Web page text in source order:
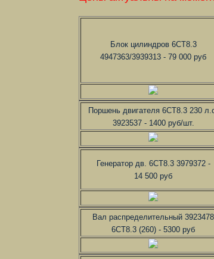
Блок цилиндров 6CT8.3
4947363/3939313 - 79 000 руб
Поршень двигателя 6CT8.3 230
3923537 - 1400 руб/шт.
Генератор дв. 6СТ8.3 3979372 -
14 500 руб
Вал распределительный 3923478
6СТ8.3 (260) - 5300 руб